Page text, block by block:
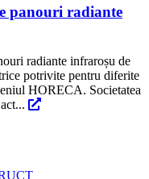
panouri radiante
radiante infraroșu de
potrivite pentru diferite
HORECA. Societatea